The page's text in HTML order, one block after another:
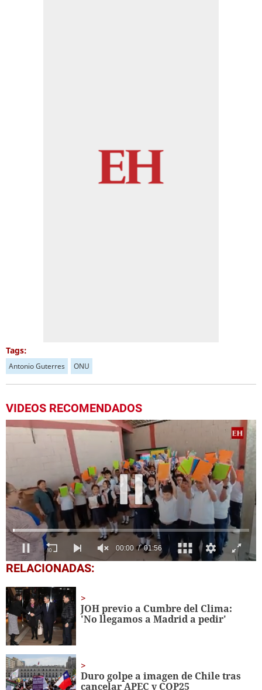
Tags:
Antonio Guterres ONU
VIDEOS RECOMENDADOS
0
seconds
1
minute,
56
seconds
RELACIONADAS:
JOH previo a Cumbre del Clima:
'No llegamos a Madrid a pedir'
Duro golpe a imagen de Chile tras
cancelar APEC y COP25